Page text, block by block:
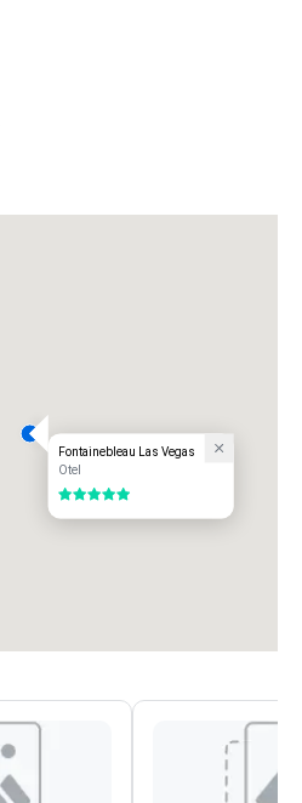
Fontainebleau Las Vegas
Otel
5 / 5